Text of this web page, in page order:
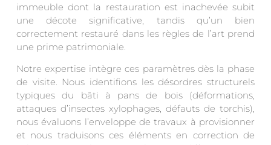
immeuble dont la restauration est inachevée subit
une décote significative, tandis qu’un bien
correctement restauré dans les règles de l’art prend
une prime patrimoniale.
Notre expertise intègre ces paramètres dès la phase
de visite. Nous identifions les désordres structurels
typiques du bâti à pans de bois (déformations,
attaques d’insectes xylophages, défauts de torchis),
nous évaluons l’enveloppe de travaux à provisionner
et nous traduisons ces éléments en correction de